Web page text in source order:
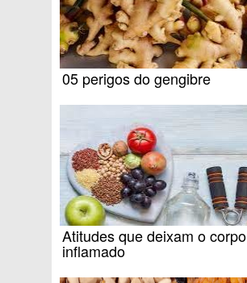
05 perigos do gengibre
Atitudes que deixam o corpo
inflamado